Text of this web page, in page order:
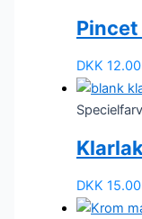
DKK12.00
DKK15.00